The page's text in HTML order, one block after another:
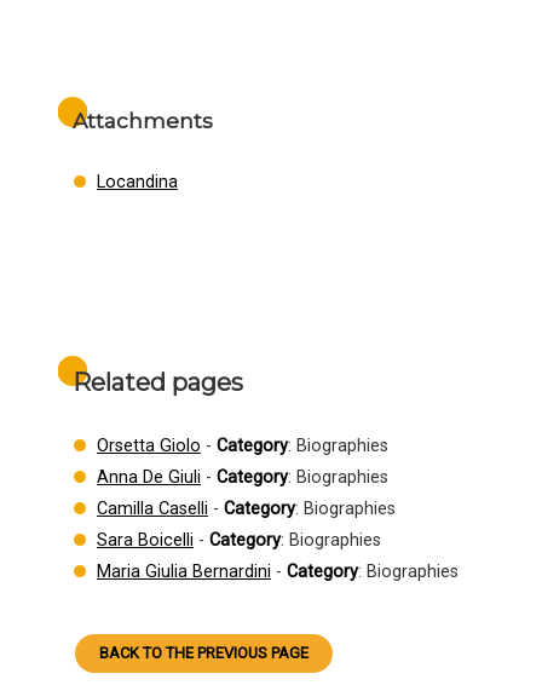
Attachments
Locandina
Related pages
Orsetta Giolo - Category: Biographies
Anna De Giuli - Category: Biographies
Camilla Caselli - Category: Biographies
Sara Boicelli - Category: Biographies
Maria Giulia Bernardini - Category: Biographies
BACK TO THE PREVIOUS PAGE